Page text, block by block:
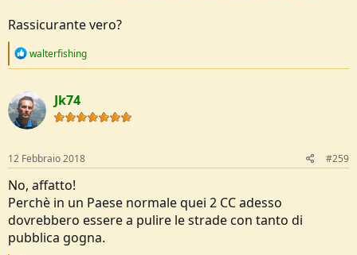
Rassicurante vero?
R
c
t
i
o
s
:
walterfishing
Jk74
12 Febbraio 2018 #259
No, affatto!
Perchè in un Paese normale quei 2 CC adesso
dovrebbero essere a pulire le strade con tanto di
pubblica gogna.